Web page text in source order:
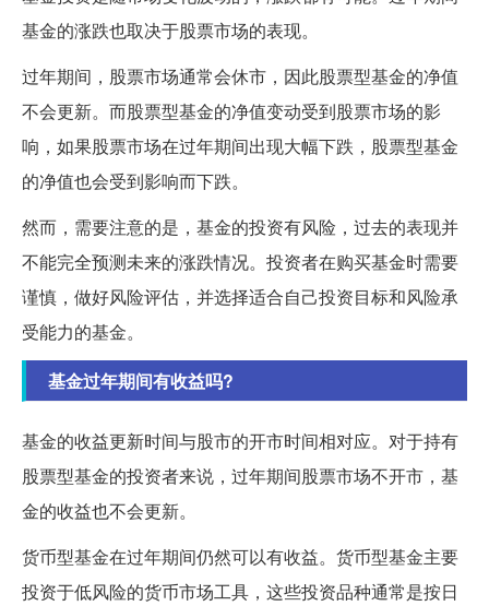
基金的涨跌也取决于股票市场的表现。
过年期间，股票市场通常会休市，因此股票型基金的净值
不会更新。而股票型基金的净值变动受到股票市场的影
响，如果股票市场在过年期间出现大幅下跌，股票型基金
的净值也会受到影响而下跌。
然而，需要注意的是，基金的投资有风险，过去的表现并
不能完全预测未来的涨跌情况。投资者在购买基金时需要
谨慎，做好风险评估，并选择适合自己投资目标和风险承
受能力的基金。
基金过年期间有收益吗?
基金的收益更新时间与股市的开市时间相对应。对于持有
股票型基金的投资者来说，过年期间股票市场不开市，基
金的收益也不会更新。
货币型基金在过年期间仍然可以有收益。货币型基金主要
投资于低风险的货币市场工具，这些投资品种通常是按日